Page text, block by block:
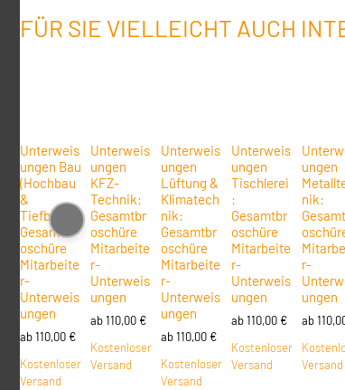
FÜR SIE VIELLEICHT AUCH
Unterweis
ungen Bau
(Hochbau
&
Tiefbau):
Gesamtbr
oschüre
Mitarbeite
r-
Unterweis
ungen
ab110,00 €
Kostenloser
Versand
Unterweis
ungen
KFZ-
Technik:
Gesamtbr
oschüre
Mitarbeite
r-
Unterweis
ungen
ab110,00 €
Kostenloser
Versand
Unterweis
ungen
Lüftung &
Klimatech
nik:
Gesamtbr
oschüre
Mitarbeite
r-
Unterweis
ungen
ab110,00 €
Kostenloser
Versand
Unterweis
ungen
Tischlerei
:
Gesamtbr
oschüre
Mitarbeite
r-
Unterweis
ungen
ab110,00 €
Kostenloser
Versand
ungen
nik:
r-
ungen
ab
Versand